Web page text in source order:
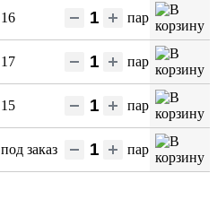
16 пар
17 пар
15 пар
под заказ пар